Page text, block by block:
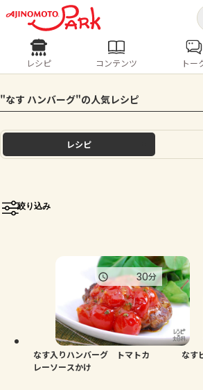
ログインするとレシピを保
ログイン
ホーム
トーク
よくあるお問い合わせ
お買い物
レシピ
人気の食材・レシピ
きゅうり なす トマト と
レシピ コンテンツ トー
"なす ハンバーグ"の人気レシピ
レシピ
絞り込み
なす入りハンバーグ トマトカ
レーソースかけ
30分
なす